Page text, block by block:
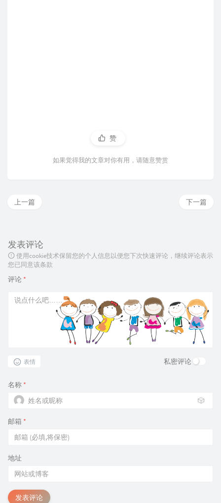
赞
如果觉得我的文章对你有用，请随意赞赏
下一篇
上一篇
发表评论
使用cookie技术保留您的个人信息以便您下次快速评论，继续评论表示
您已同意该条款
评论 *
表情 私密评论
名称 *
🎲
邮箱 *
地址
发表评论